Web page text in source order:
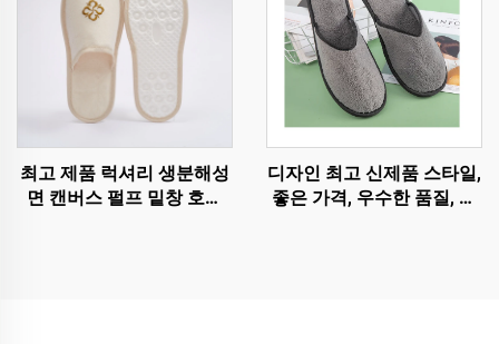
최고 제품 럭셔리 생분해성
면 캔버스 펄프 밑창 호텔
디자인 최고 신제품 스타일,
좋은 가격, 우수한 품질, 엄